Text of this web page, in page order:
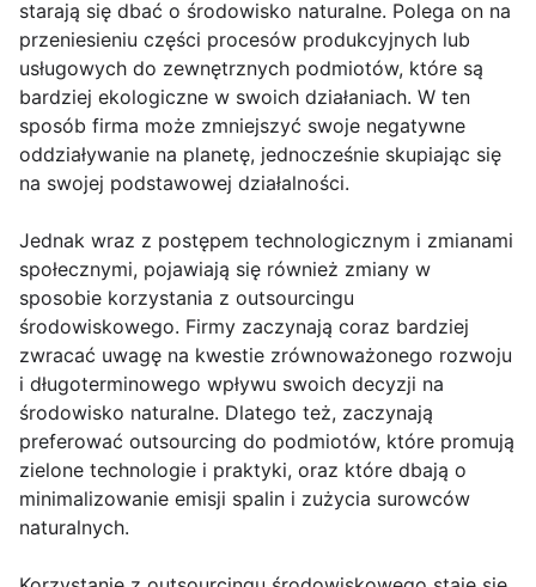
starają się dbać o środowisko naturalne. Polega on na
przeniesieniu części procesów produkcyjnych lub
usługowych do zewnętrznych podmiotów, które są
bardziej ekologiczne w swoich działaniach. W ten
sposób firma może zmniejszyć swoje negatywne
oddziaływanie na planetę, jednocześnie skupiając się
na swojej podstawowej działalności.
Jednak wraz z postępem technologicznym i zmianami
społecznymi, pojawiają się również zmiany w
sposobie korzystania z outsourcingu
środowiskowego. Firmy zaczynają coraz bardziej
zwracać uwagę na kwestie zrównoważonego rozwoju
i długoterminowego wpływu swoich decyzji na
środowisko naturalne. Dlatego też, zaczynają
preferować outsourcing do podmiotów, które promują
zielone technologie i praktyki, oraz które dbają o
minimalizowanie emisji spalin i zużycia surowców
naturalnych.